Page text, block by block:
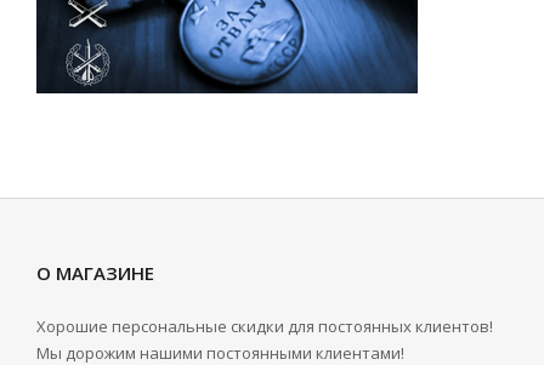
О МАГАЗИНЕ
Хорошие персональные скидки для постоянных клиентов!
Мы дорожим нашими постоянными клиентами!